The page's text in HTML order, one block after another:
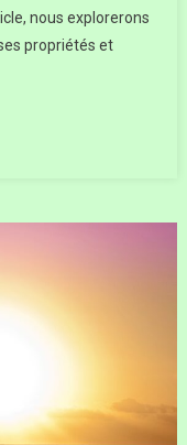
nous explorerons
propriétés et